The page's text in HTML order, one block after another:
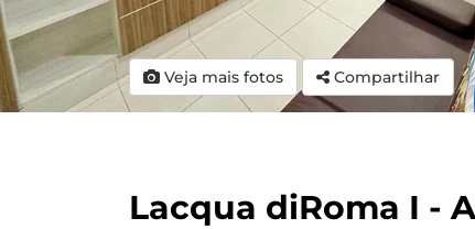
Veja mais fotos Compartilhar
Lacqua diRoma I -